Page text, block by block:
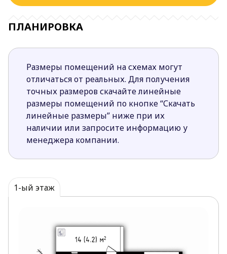
ПЛАНИРОВКА
Размеры помещений на схемах могут
отличаться от реальных. Для получения
точных размеров скачайте линейные
размеры помещений по кнопке “Скачать
линейные размеры” ниже при их
наличии или запросите информацию у
менеджера компании.
1-ый этаж